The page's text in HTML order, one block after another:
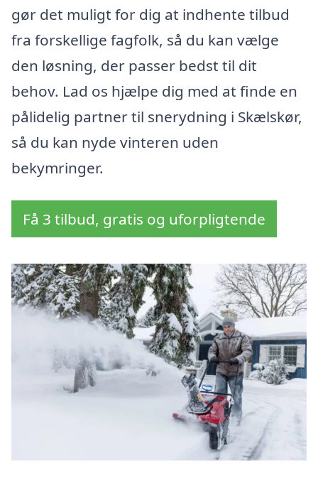
gør det muligt for dig at indhente tilbud
fra forskellige fagfolk, så du kan vælge
den løsning, der passer bedst til dit
behov. Lad os hjælpe dig med at finde en
pålidelig partner til snerydning i Skælskør,
så du kan nyde vinteren uden
bekymringer.
Få 3 tilbud, gratis og uforpligtende